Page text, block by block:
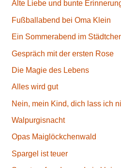
Alte Liebe und bunte
Fußballabend bei Oma Klein
Ein Sommerabend im
Gespräch mit der ersten Rose
Die Magie des Lebens
Alles wird gut
Nein, mein Kind, dich lass ich
Walpurgisnacht
Opas Maiglöckchenwald
Spargel ist teuer